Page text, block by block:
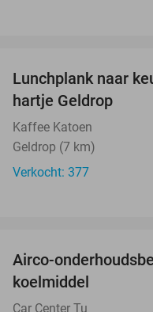
Lunchplank naar
hartje Geldrop
Kaffee Katoen
Geldrop (7 km)
Verkocht: 377
Airco-
koelmiddel
Car Center Tu